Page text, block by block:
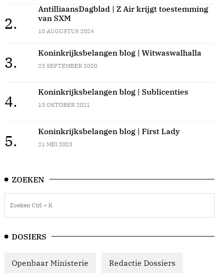
2.
AntilliaansDagblad | Z Air krijgt toestemming
van SXM
10 AUGUSTUS 2024
3.
Koninkrijksbelangen blog | Witwaswalhalla
23 SEPTEMBER 2020
4.
Koninkrijksbelangen blog | Sublicenties
13 OKTOBER 2021
5.
Koninkrijksbelangen blog | First Lady
21 MEI 2023
ZOEKEN
DOSIERS
Openbaar Ministerie Redactie Dossiers